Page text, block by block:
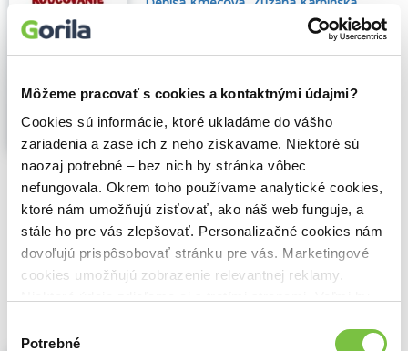
Môžeme pracovať s cookies a kontaktnými údajmi?
Cookies sú informácie, ktoré ukladáme do vášho
zariadenia a zase ich z neho získavame. Niektoré sú
naozaj potrebné – bez nich by stránka vôbec
nefungovala. Okrem toho používame analytické cookies,
ktoré nám umožňujú zisťovať, ako náš web funguje, a
stále ho pre vás zlepšovať. Personalizačné cookies nám
dovoľujú prispôsobovať stránku pre vás. Marketingové
cookies umožňujú zobrazenie relevantnej reklamy.
cookies.
súhlasu
Potrebné
Zrozumiteľný návod ako viesť
transformačný rozhovor v biznise aj v
s ľudmi.
Kniha učí ako viesť rozhovor, v ktorom
pomáhame druhému človeku uvedomiť si,
na čom mu skutočne záleží. Keď sa dotkne
toho, čo ho poháňa zvnútra, dostane
človek silu. Začne meniť svoj život a svoju
prácu tak, aby sa cítil vo... Zobraziť viac
🌴 Okamžite na stiahnutie
13,76€ Do košíka